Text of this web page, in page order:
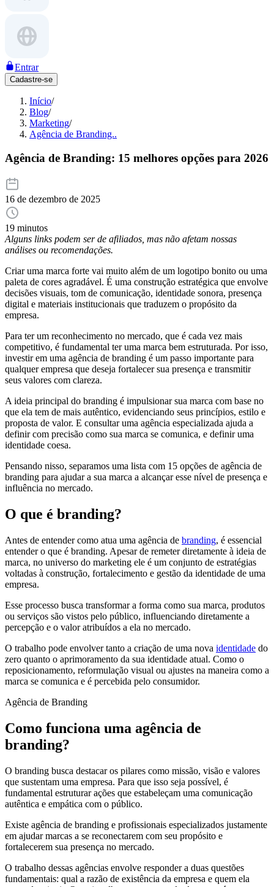
Entrar
Cadastre-se
Início/
Blog/
Marketing/
Agência de Branding..
Agência de Branding: 15 melhores opções para 2026
16 de dezembro de 2025
19 minutos
Alguns links podem ser de afiliados, mas não afetam nossas
análises ou recomendações.
Criar uma marca forte vai muito além de um logotipo bonito ou uma
paleta de cores agradável. É uma construção estratégica que envolve
decisões visuais, tom de comunicação, identidade sonora, presença
digital e materiais institucionais que traduzem o propósito da
empresa.
Para ter um reconhecimento no mercado, que é cada vez mais
competitivo, é fundamental ter uma marca bem estruturada. Por isso,
investir em uma agência de branding é um passo importante para
qualquer empresa que deseja fortalecer sua presença e transmitir
seus valores com clareza.
A ideia principal do branding é impulsionar sua marca com base no
que ela tem de mais autêntico, evidenciando seus princípios, estilo e
proposta de valor. E consultar uma agência especializada ajuda a
definir com precisão como sua marca se comunica, e definir uma
identidade coesa.
Pensando nisso, separamos uma lista com 15 opções de agência de
branding para ajudar a sua marca a alcançar esse nível de presença e
influência no mercado.
O que é branding?
Antes de entender como atua uma agência de branding, é essencial
entender o que é branding. Apesar de remeter diretamente à ideia de
marca, no universo do marketing ele é um conjunto de estratégias
voltadas à construção, fortalecimento e gestão da identidade de uma
empresa.
Esse processo busca transformar a forma como sua marca, produtos
ou serviços são vistos pelo público, influenciando diretamente a
percepção e o valor atribuídos a ela no mercado.
O trabalho pode envolver tanto a criação de uma nova identidade do
zero quanto o aprimoramento da sua identidade atual. Como o
reposicionamento, reformulação visual ou ajustes na maneira como a
marca se comunica e é percebida pelo consumidor.
Agência de Branding
Como funciona uma agência de
branding?
O branding busca destacar os pilares como missão, visão e valores
que sustentam uma empresa. Para que isso seja possível, é
fundamental estruturar ações que estabeleçam uma comunicação
autêntica e empática com o público.
Existe agência de branding e profissionais especializados justamente
em ajudar marcas a se reconectarem com seu propósito e
fortalecerem sua presença no mercado.
O trabalho dessas agências envolve responder a duas questões
fundamentais: qual a razão de existência da empresa e quem ela